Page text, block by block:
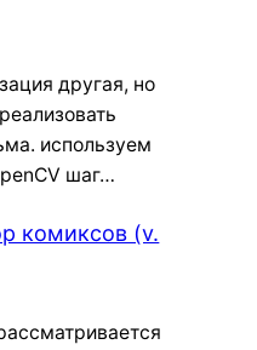
другая, но
используем
шаг…
комиксов (v.